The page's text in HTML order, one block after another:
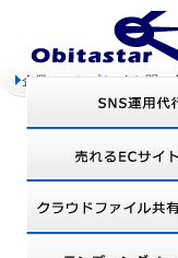
企業コンセプト お問い
オビタス
得情報